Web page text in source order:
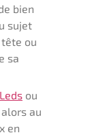
bien
sujet
ou
sa
ou
au
en